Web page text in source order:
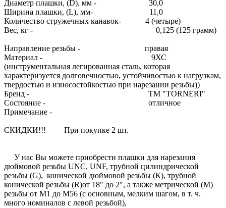
Диаметр плашки, (D), мм - 30,0
Ширина плашки, (L), мм- 11,0
Количество стружечных канавок- 4 (четыре)
Вес, кг - 0,125 (125 грамм)
Направление резьбы - правая
Материал - 9ХС
(инструментальная легированная сталь, которая
характеризуется долговечностью, устойчивостью к нагрузкам,
твердостью и износостойкостью при нарезании резьбы))
Бренд - ТМ "TORNERI"
Состояние - отличное
Примечание -
СКИДКИ!!! При покупке 2 шт.
У нас Вы можете приобрести плашки для нарезания
дюймовой резьбы UNC, UNF, трубной цилиндрической
резьбы (G), конической дюймовой резьбы (К), трубной
конической резьбы (R)от 18" до 2", а также метрической (М)
резьбы от М1 до М56 (с основным, мелким шагом, в т. ч.
много номиналов с левой резьбой),